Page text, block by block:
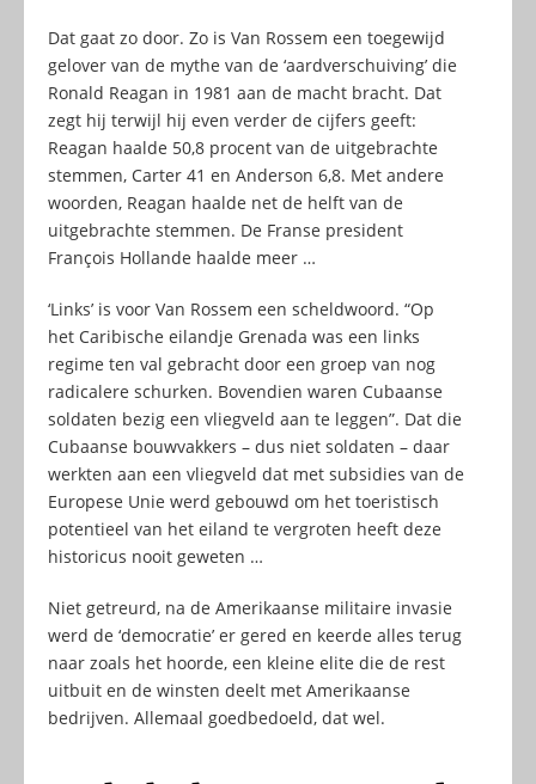
Dat gaat zo door. Zo is Van Rossem een toegewijd
gelover van de mythe van de ‘aardverschuiving’ die
Ronald Reagan in 1981 aan de macht bracht. Dat
zegt hij terwijl hij even verder de cijfers geeft:
Reagan haalde 50,8 procent van de uitgebrachte
stemmen, Carter 41 en Anderson 6,8. Met andere
woorden, Reagan haalde net de helft van de
uitgebrachte stemmen. De Franse president
François Hollande haalde meer …
‘Links’ is voor Van Rossem een scheldwoord. “Op
het Caribische eilandje Grenada was een links
regime ten val gebracht door een groep van nog
radicalere schurken. Bovendien waren Cubaanse
soldaten bezig een vliegveld aan te leggen”. Dat die
Cubaanse bouwvakkers – dus niet soldaten – daar
werkten aan een vliegveld dat met subsidies van de
Europese Unie werd gebouwd om het toeristisch
potentieel van het eiland te vergroten heeft deze
historicus nooit geweten …
Niet getreurd, na de Amerikaanse militaire invasie
werd de ‘democratie’ er gered en keerde alles terug
naar zoals het hoorde, een kleine elite die de rest
uitbuit en de winsten deelt met Amerikaanse
bedrijven. Allemaal goedbedoeld, dat wel.